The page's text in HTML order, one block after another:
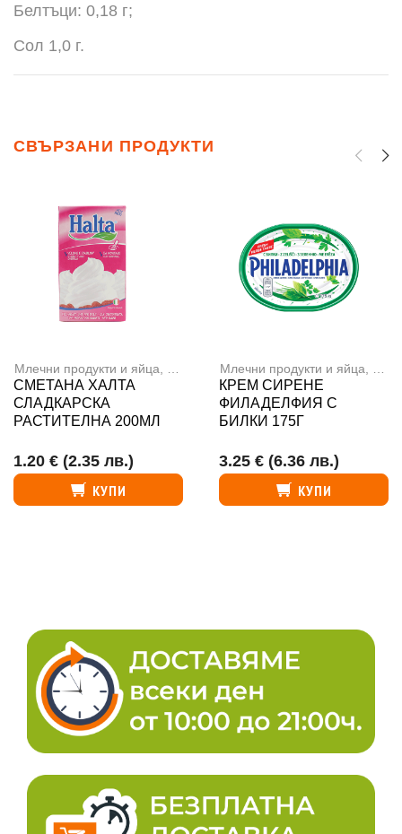
Белтъци: 0,18 г;
Сол 1,0 г.
СВЪРЗАНИ ПРОДУКТИ
Млечни продукти и яйца
СМЕТАНА ХАЛТА
СЛАДКАРСКА
РАСТИТЕЛНА 200МЛ
1.20 € (2.35 лв.)
КУПИ
Млечни продукти и яйца
КРЕМ СИРЕНЕ
ФИЛАДЕЛФИЯ С
БИЛКИ 175Г
3.25 € (6.36 лв.)
КУПИ